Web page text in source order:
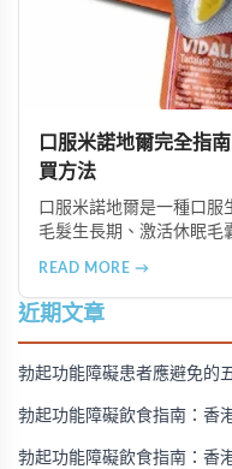
口服米諾地爾完全指
買方法
口服米諾地爾是一種口服
毛髮生長期、激活休眠毛
購買方法，並提供真實用
READ MORE →
近期文章
勃起功能障礙患者應避免的
勃起功能障礙飲食指南：香
勃起功能障礙飲食指南：香